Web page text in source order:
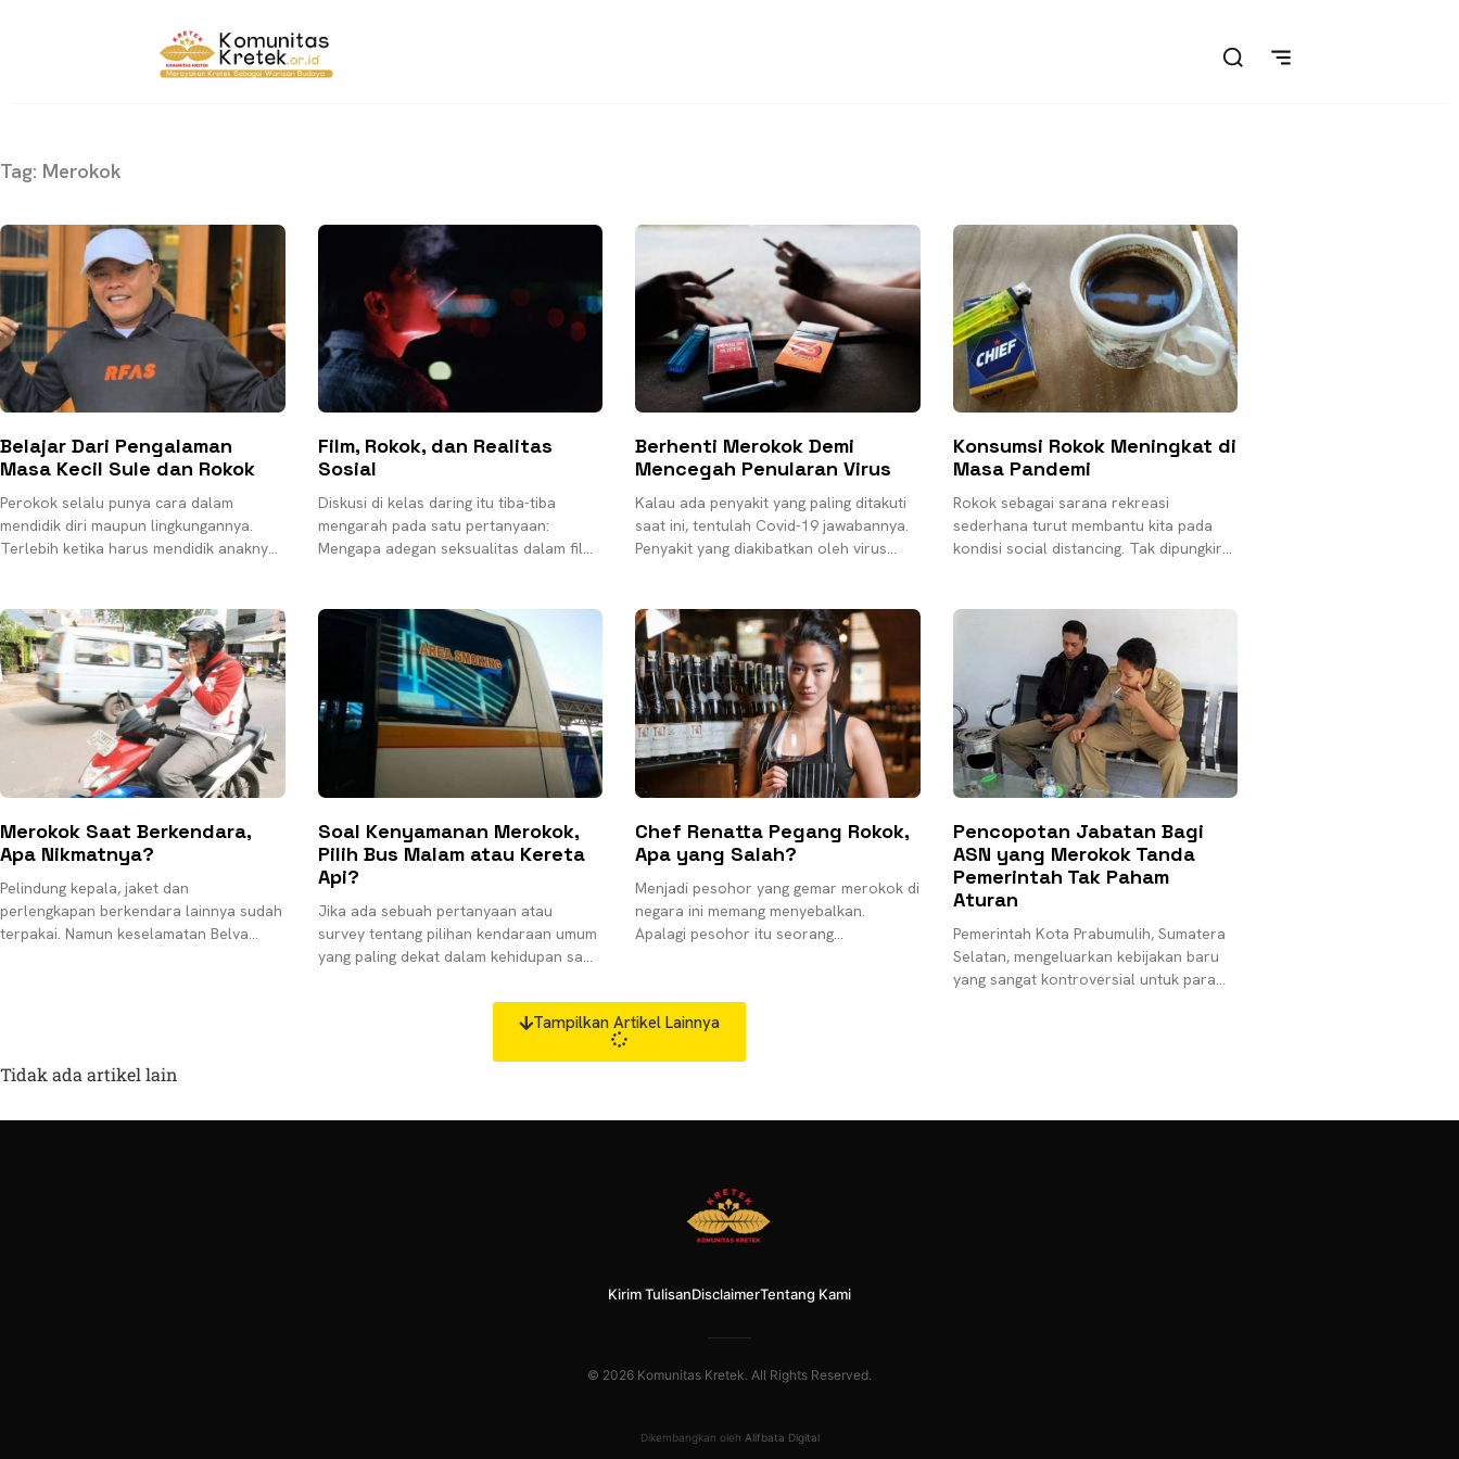
Tag: Merokok
Belajar Dari Pengalaman
Masa Kecil Sule dan Rokok
Perokok selalu punya cara dalam
mendidik diri maupun lingkungannya.
Terlebih ketika harus mendidik anaknya.
pada
Film, Rokok, dan Realitas
Sosial
Diskusi di kelas daring itu tiba-tiba
mengarah pada satu pertanyaan:
Mengapa adegan seksualitas dalam film
menjawab dengan
Berhenti Merokok Demi
Mencegah Penularan Virus
Kalau ada penyakit yang paling ditakuti
saat ini, tentulah Covid-19 jawabannya.
Penyakit yang diakibatkan oleh virus
Konsumsi Rokok Meningkat di
Masa Pandemi
Rokok sebagai sarana rekreasi
sederhana turut membantu kita pada
kondisi social distancing. Tak dipungkiri,
lantaran wabah
Merokok Saat Berkendara,
Apa Nikmatnya?
Pelindung kepala, jaket dan
perlengkapan berkendara lainnya sudah
terpakai. Namun keselamatan Belva
Soal Kenyamanan Merokok,
Pilih Bus Malam atau Kereta
Api?
Jika ada sebuah pertanyaan atau
survey tentang pilihan kendaraan umum
yang paling dekat dalam kehidupan saya,
Chef Renatta Pegang Rokok,
Apa yang Salah?
Menjadi pesohor yang gemar merokok di
negara ini memang menyebalkan.
Apalagi pesohor itu seorang
terus saja dimainkan
Pencopotan Jabatan Bagi
ASN yang Merokok Tanda
Pemerintah Tak Paham
Aturan
Pemerintah Kota Prabumulih, Sumatera
Selatan, mengeluarkan kebijakan baru
yang sangat kontroversial untuk para
Tampilkan Artikel Lainnya
Tidak ada artikel lain
Kirim TulisanDisclaimerTentang Kami
© 2026 Komunitas Kretek. All Rights Reserved.
Dikembangkan oleh Alifbata Digital